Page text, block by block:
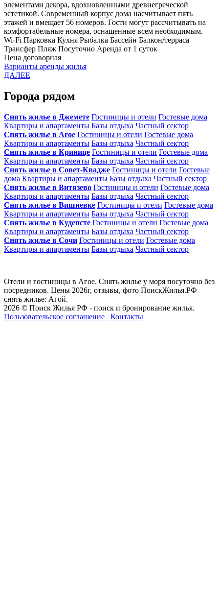
элементами декора, вдохновленными древнегреческой
эстетикой. Современный корпус дома насчитывает пять
этажей и вмещает 56 номеров. Гости могут рассчитывать на
комфортабельные номера, оснащенные всем необходимым.
Wi-Fi Парковка Кухня Рыбалка Бассейн Балкон/терраса
Трансфер Пляж Посуточно Аренда от 1 суток
Цена договорная
Варианты аренды жилья
ДАЛЕЕ
Города рядом
Снять жилье в Джемете Гостиницы и отели Гостевые дома
Квартиры и апартаменты Базы отдыха Частный сектор
Снять жилье в Агое Гостиницы и отели Гостевые дома
Квартиры и апартаменты Базы отдыха Частный сектор
Снять жилье в Кринице Гостиницы и отели Гостевые дома
Квартиры и апартаменты Базы отдыха Частный сектор
Снять жилье в Совет-Квадже Гостиницы и отели Гостевые
дома Квартиры и апартаменты Базы отдыха Частный сектор
Снять жилье в Витязево Гостиницы и отели Гостевые дома
Квартиры и апартаменты Базы отдыха Частный сектор
Снять жилье в Вишневке Гостиницы и отели Гостевые дома
Квартиры и апартаменты Базы отдыха Частный сектор
Снять жилье в Кудепсте Гостиницы и отели Гостевые дома
Квартиры и апартаменты Базы отдыха Частный сектор
Снять жилье в Сочи Гостиницы и отели Гостевые дома
Квартиры и апартаменты Базы отдыха Частный сектор
Отели и гостиницы в Агое. Снять жилье у моря посуточно без
посредников. Цены 2026г, отзывы, фото ПоискЖилья.РФ
снять жилье: Агой.
2026 © Поиск Жилья РФ - поиск и бронирование жилья.
Пользовательское соглашение
Контакты